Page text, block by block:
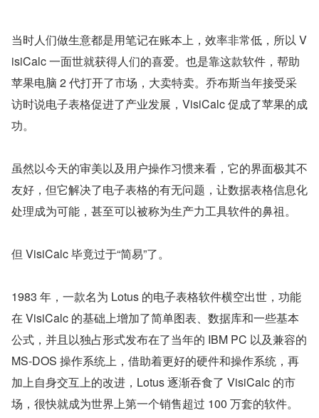
当时人们做生意都是用笔记在账本上，效率非常低，所以 V
isiCalc 一面世就获得人们的喜爱。也是靠这款软件，帮助
苹果电脑 2 代打开了市场，大卖特卖。乔布斯当年接受采
访时说电子表格促进了产业发展，VisiCalc 促成了苹果的成
功。
虽然以今天的审美以及用户操作习惯来看，它的界面极其不
友好，但它解决了电子表格的有无问题，让数据表格信息化
处理成为可能，甚至可以被称为生产力工具软件的鼻祖。
但 VisiCalc 毕竟过于“简易”了。
1983 年，一款名为 Lotus 的电子表格软件横空出世，功能
在 VisiCalc 的基础上增加了简单图表、数据库和一些基本
公式，并且以独占形式发布在了当年的 IBM PC 以及兼容的
MS-DOS 操作系统上，借助着更好的硬件和操作系统，再
加上自身交互上的改进，Lotus 逐渐吞食了 VisiCalc 的市
场，很快就成为世界上第一个销售超过 100 万套的软件。